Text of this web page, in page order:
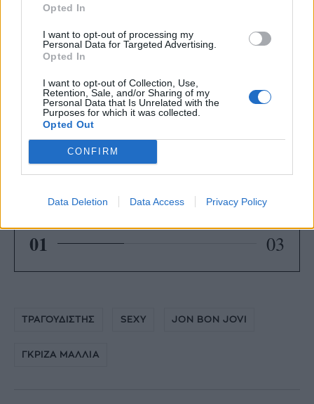
Opted In
I want to opt-out of processing my
Personal Data for Targeted Advertising.
Opted In
I want to opt-out of Collection, Use,
Retention, Sale, and/or Sharing of my
Personal Data that Is Unrelated with the
Purposes for which it was collected.
Opted Out
CONFIRM
Data Deletion Data Access Privacy Policy
Τι απέγινε ο άλλοτε sexy Jon Bon Jovi; Δείτε τον
01 03
ΤΡΑΓΟΥΔΙΣΤΗΣ SEXY JON BON JOVI
ΓΚΡΙΖΑ ΜΑΛΛΙΑ